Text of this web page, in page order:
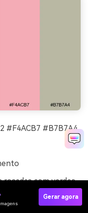
#F4ACB7 #B7B7A4
rosadas com verdes
e moderno. O
enquanto o verde
Gerar agora